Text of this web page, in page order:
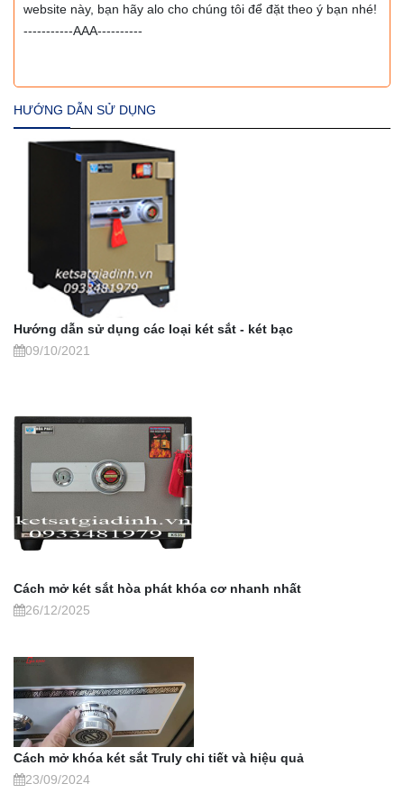
website này, bạn hãy alo cho chúng tôi để đặt theo ý bạn nhé!
-----------AAA----------
HƯỚNG DẪN SỬ DỤNG
Hướng dẫn sử dụng các loại két sắt - két bạc
09/10/2021
Cách mở két sắt hòa phát khóa cơ nhanh nhất
26/12/2025
Cách mở khóa két sắt Truly chi tiết và hiệu quả
23/09/2024